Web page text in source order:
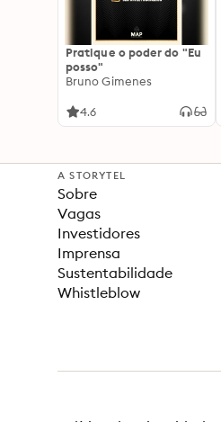
Pratique o poder do "Eu
posso"
Bruno Gimenes
4.6
A STORYTEL
Sobre
Vagas
Investidores
Imprensa
Sustentabilidade
Whistleblow